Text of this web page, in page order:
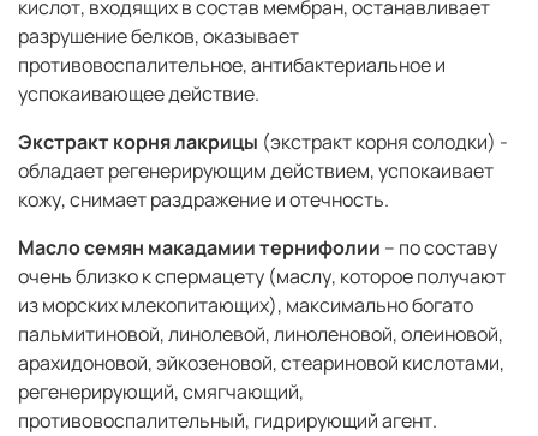
кислот, входящих в состав мембран, останавливает
разрушение белков, оказывает
противовоспалительное, антибактериальное и
успокаивающее действие.
Экстракт корня лакрицы (экстракт корня солодки) -
обладает регенерирующим действием, успокаивает
кожу, снимает раздражение и отечность.
Масло семян макадамии тернифолии – по составу
очень близко к спермацету (маслу, которое получают
из морских млекопитающих), максимально богато
пальмитиновой, линолевой, линоленовой, олеиновой,
арахидоновой, эйкозеновой, стеариновой кислотами,
регенерирующий, смягчающий,
противовоспалительный, гидрирующий агент.